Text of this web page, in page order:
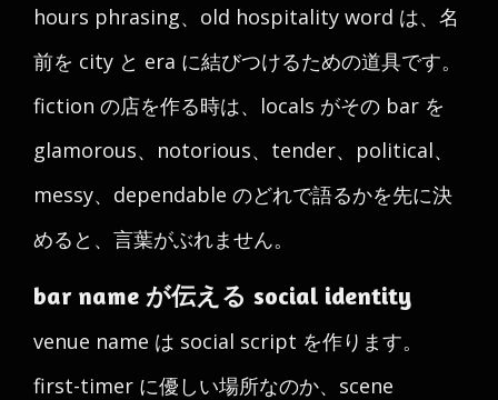
hours phrasing、old hospitality word は、名
前を city と era に結びつけるための道具です。
fiction の店を作る時は、locals がその bar を
glamorous、notorious、tender、political、
messy、dependable のどれで語るかを先に決
めると、言葉がぶれません。
bar name が伝える social identity
venue name は social script を作ります。
first-timer に優しい場所なのか、scene